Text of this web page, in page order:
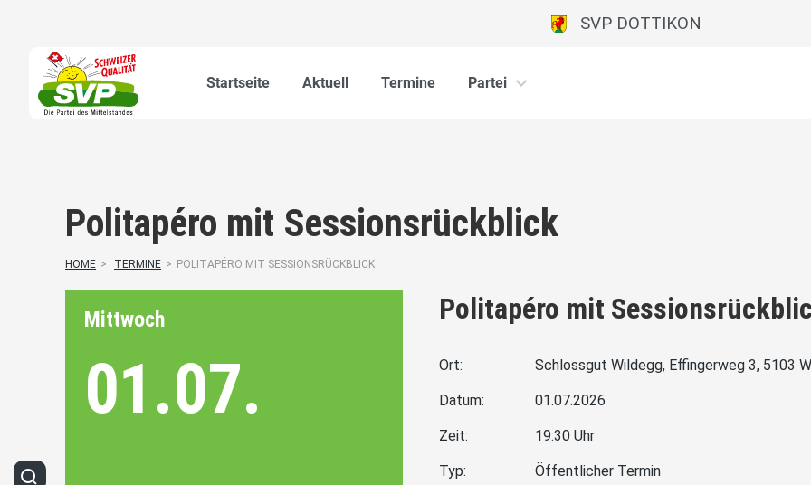
SVP DOTTIKON
Startseite Aktuell Termine Partei
Politapéro mit Sessionsrückblick
HOME > TERMINE > POLITAPÉRO MIT SESSIONSRÜCKBLICK
Mittwoch
01.07.
Politapéro mit
Ort: Schlossgut Wildegg, Effingerweg 3, 5103
Datum: 01.07.2026
Zeit: 19:30 Uhr
Typ: Öffentlicher Termin